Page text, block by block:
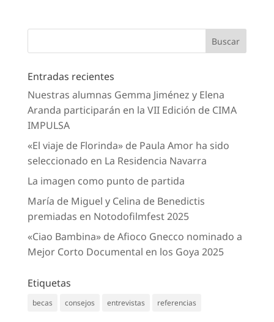
Entradas recientes
Nuestras alumnas Gemma Jiménez y Elena
Aranda participarán en la VII Edición de CIMA
IMPULSA
«El viaje de Florinda» de Paula Amor ha sido
seleccionado en La Residencia Navarra
La imagen como punto de partida
María de Miguel y Celina de Benedictis
premiadas en Notodofilmfest 2025
«Ciao Bambina» de Afioco Gnecco nominado a
Mejor Corto Documental en los Goya 2025
Etiquetas
becas consejos entrevistas referencias